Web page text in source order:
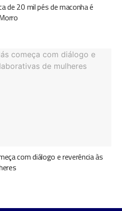
de 20 mil pés de maconha é
com diálogo e reverência às